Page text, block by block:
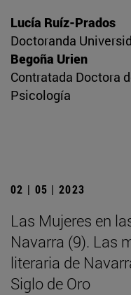
Lucía Ruíz-Prados
Doctoranda
Begoña Urien
Contratada Doctora
Psicología
02 | 05 | 2023
Las Mujeres en
Navarra (9). Las
literaria de
Siglo de Oro